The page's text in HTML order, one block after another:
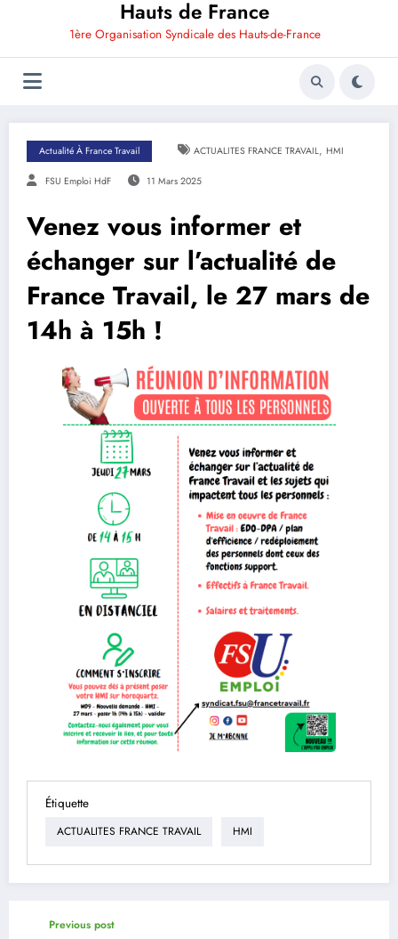
Hauts de France
1ère Organisation Syndicale des Hauts-de-France
Actualité À France Travail ACTUALITES FRANCE TRAVAIL, HMI
FSU Emploi HdF 11 Mars 2025
Venez vous informer et
échanger sur l’actualité de
France Travail, le 27 mars de
14h à 15h !
Étiquette
ACTUALITES FRANCE TRAVAIL HMI
Previous post